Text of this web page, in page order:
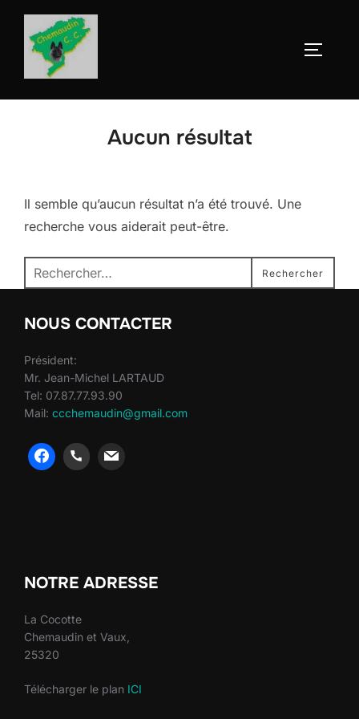
Aller
contenu
Aucun résultat
Il semble qu’aucun résultat n’a été trouvé. Une
recherche vous aiderait peut-être.
Recherche
pour :
Rechercher
NOUS CONTACTER
Président:
Mr. Jean-Michel LARTAUD
Tel: 07.87.77.93.90
Mail: ccchemaudin@gmail.com
NOTRE ADRESSE
La Cocotte
Chemaudin et Vaux,
25320
Télécharger le plan ICI